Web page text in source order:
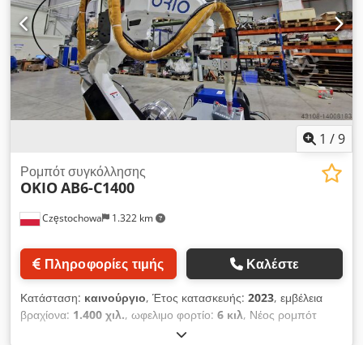
1 /9
Częstochowa 1.322 km
Ρομπότ συγκόλλησης
OKIOAB6-C1400
Πληροφορίες τιμής Καλέστε
Κατάσταση: καινούργιο, Έτος κατασκευής: 2023, εμβέλεια
βραχίονα: 1.400 χιλ., ωφελιμο φορτίο: 6 κιλ, Νέος ρομπότ
συγκόλλησης TIG OKIO AB6-C1400 -Χώρα προέλευσης: Κίνα